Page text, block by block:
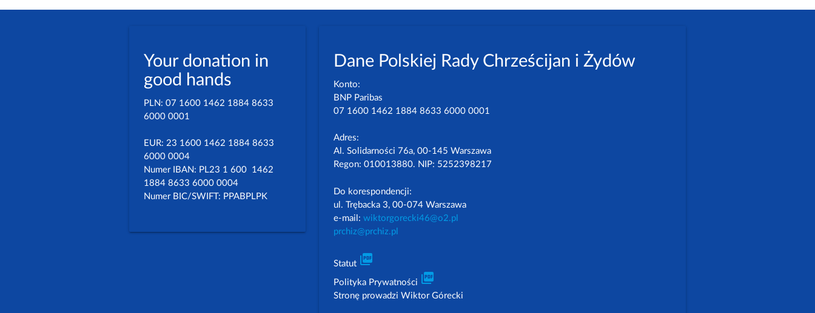
Dane Polskiej Rady Chrześcijan i Żydów
Konto:
BNP Paribas
07 1600 1462 1884 8633 6000 0001
Adres:
Al. Solidarności 76a, 00-145 Warszawa
Regon: 010013880. NIP: 5252398217
Do korespondencji:
ul. Trębacka 3, 00-074 Warszawa
e-mail:wiktorgorecki46@o2.pl
prchiz@prchiz.pl
Statut picture_as_pdf
Polityka Prywatności picture_as_pdf
Stronę prowadzi Wiktor Górecki
Your donation in
good hands
PLN: 07 1600 1462 1884 8633
6000 0001
EUR: 23 1600 1462 1884 8633
6000 0004
Numer IBAN: PL23 1 600 1462
1884 8633 6000 0004
Numer BIC/SWIFT: PPABPLPK